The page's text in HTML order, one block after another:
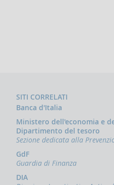
SITI CORRELATI
Banca d'Italia
Ministero dell'economia e
Dipartimento del tesoro
Sezione dedicata alla
GdF
Guardia di Finanza
DIA